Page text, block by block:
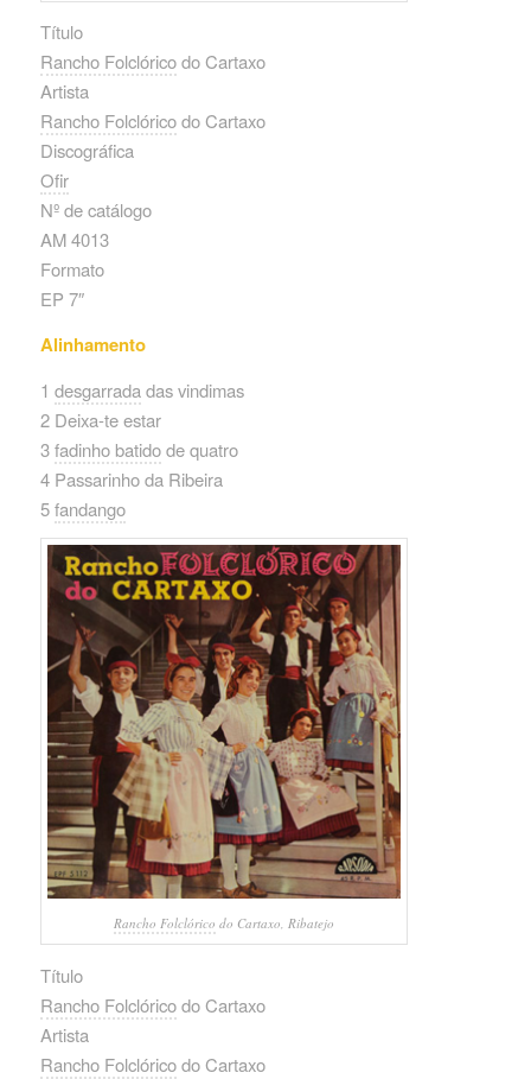
Título
Rancho Folclóricodo Cartaxo
Artista
Rancho Folclóricodo Cartaxo
Discográfica
Ofir
Nº de catálogo
AM 4013
Formato
EP 7″
Alinhamento
1 desgarradadas vindimas
2 Deixa-te estar
3fadinho batidode quatro
4 Passarinho da Ribeira
5fandango
Rancho Folclórico do Cartaxo, Ribatejo
Título
Rancho Folclóricodo Cartaxo
Artista
Rancho Folclóricodo Cartaxo